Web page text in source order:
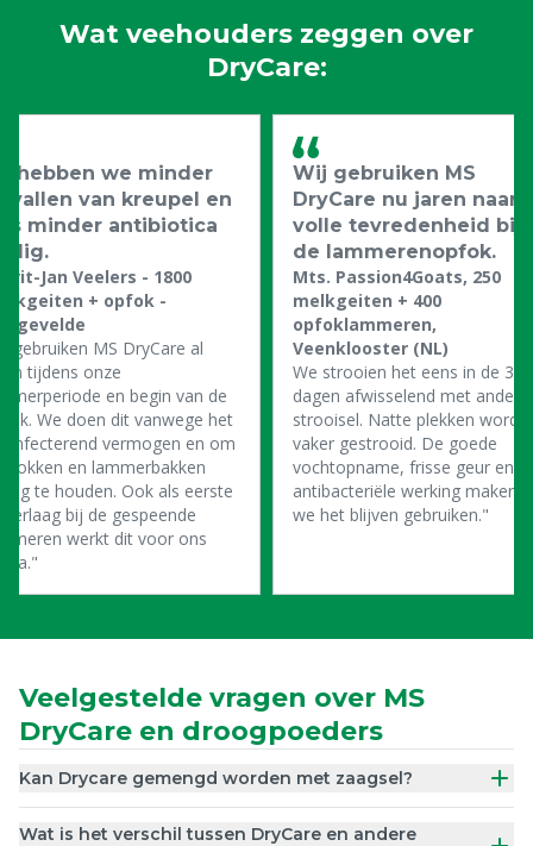
Wat veehouders zeggen over
DryCare:
hebben we minder
van kreupel en
minder antibiotica
Jan Veelers - 1800
+ opfok -
gebruiken MS DryCare al
tijdens onze
en begin van de
We doen dit vanwege het
vermogen en om
hokken en lammerbakken
te houden. Ook als eerste
bij de gespeende
werkt dit voor ons
Wij gebruiken MS
DryCare nu jaren naar
volle tevredenheid bij
de lammerenopfok.
Mts. Passion4Goats, 250
melkgeiten + 400
opfoklammeren,
Veenklooster (NL)
We strooien het eens in de 3-4
dagen afwisselend met ander
strooisel. Natte plekken
vaker gestrooid. De goede
vochtopname, frisse geur en
antibacteriële werking maken
we het blijven gebruiken."
Veelgestelde vragen over MS
DryCare en droogpoeders
Kan Drycare gemengd worden met zaagsel?
Wat is het verschil tussen DryCare en andere